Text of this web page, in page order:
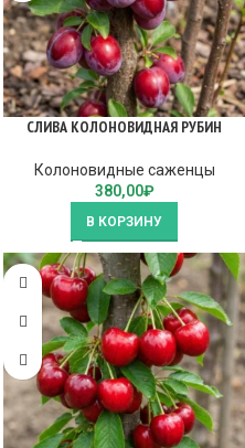
СЛИВА КОЛОНОВИДНАЯ РУБИН
Колоновидные саженцы
380,00₽
В КОРЗИНУ